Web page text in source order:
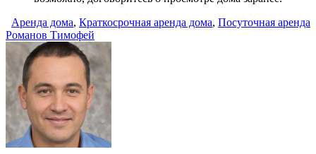
Аренда дома, Краткосрочная аренда дома, Посуточная аренда
Романов Тимофей